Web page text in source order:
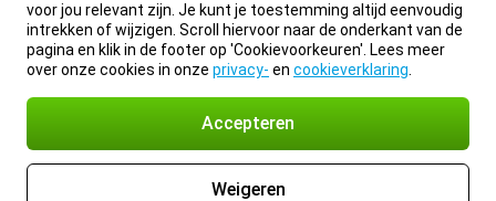
voor jou relevant zijn. Je kunt je toestemming altijd eenvoudig
intrekken of wijzigen. Scroll hiervoor naar de onderkant van de
pagina en klik in de footer op 'Cookievoorkeuren'. Lees meer
over onze cookies in onze privacy- en cookieverklaring
Accepteren
Weigeren